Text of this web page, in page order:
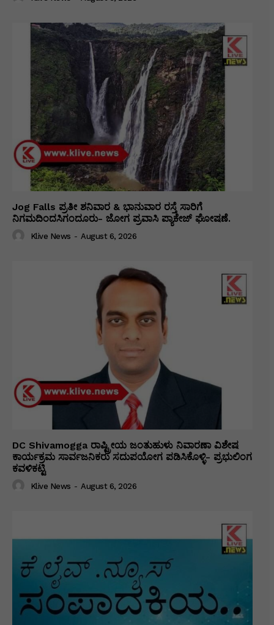
Jog Falls ಪ್ರತೀ ಶನಿವಾರ & ಭಾನುವಾರ ರಸ್ತೆ ಸಾರಿಗೆ
ನಿಗಮದಿಂದಸಿಗಂದೂರು- ಜೋಗ ಪ್ರವಾಸಿ ಪ್ಯಾಕೇಜ್ ಘೋಷಣೆ.
Klive News - August 6, 2026
DC Shivamogga ರಾಷ್ಟ್ರೀಯ ಜಂತುಹುಳು ನಿವಾರಣಾ ವಿಶೇಷ
ಕಾರ್ಯಕ್ರಮ ಸಾರ್ವಜನಿಕರು ಸದುಪಯೋಗ ಪಡಿಸಿಕೊಳ್ಳಿ- ಪ್ರಭುಲಿಂಗ
ಕವಳಿಕಟ್ಟಿ
Klive News - August 6, 2026